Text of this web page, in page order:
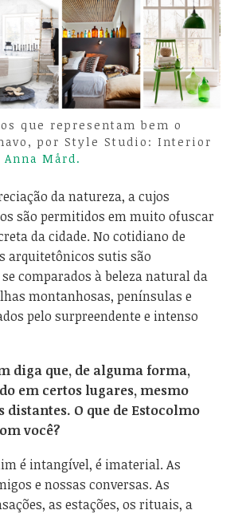
que representam bem o
por Style Studio: Interior
Anna Mård.
da natureza, a cujos
são permitidos em muito ofuscar
da cidade. No cotidiano de
arquitetônicos sutis são
comparados à beleza natural da
montanhosas, penínsulas e
pelo surpreendente e intenso
diga que, de alguma forma,
em certos lugares, mesmo
distantes. O que de Estocolmo
você?
é intangível, é imaterial. As
e nossas conversas. As
as estações, os rituais, a